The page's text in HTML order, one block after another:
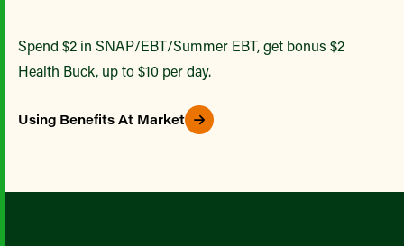
Spend $2 in SNAP/EBT/Summer EBT, get bonus $2
Health Buck, up to $10 per day.
Using Benefits At Market